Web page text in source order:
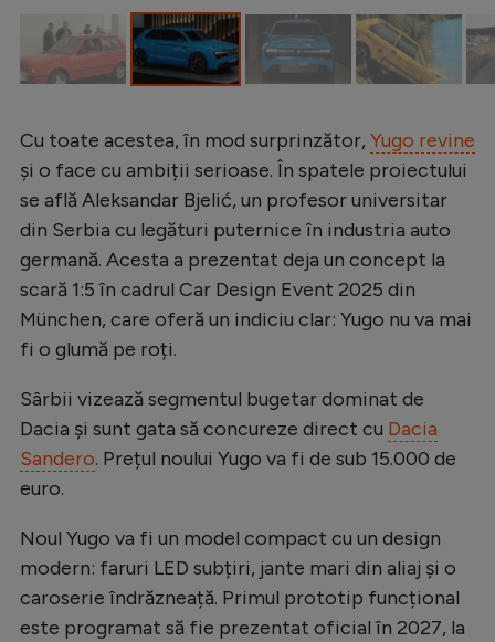
JO 2024
JO 2026
Intră în cont
Creează cont
Cu toate acestea, în mod surprinzător, Yugo revine
și o face cu ambiții serioase. În spatele proiectului
se află Aleksandar Bjelić, un profesor universitar
din Serbia cu legături puternice în industria auto
germană. Acesta a prezentat deja un concept la
scară 1:5 în cadrul Car Design Event 2025 din
München, care oferă un indiciu clar: Yugo nu va mai
fi o glumă pe roți.
Sârbii vizează segmentul bugetar dominat de
Dacia și sunt gata să concureze direct cu Dacia
Sandero. Prețul noului Yugo va fi de sub 15.000 de
euro.
Noul Yugo va fi un model compact cu un design
modern: faruri LED subțiri, jante mari din aliaj și o
caroserie îndrăzneață. Primul prototip funcțional
este programat să fie prezentat oficial în 2027, la